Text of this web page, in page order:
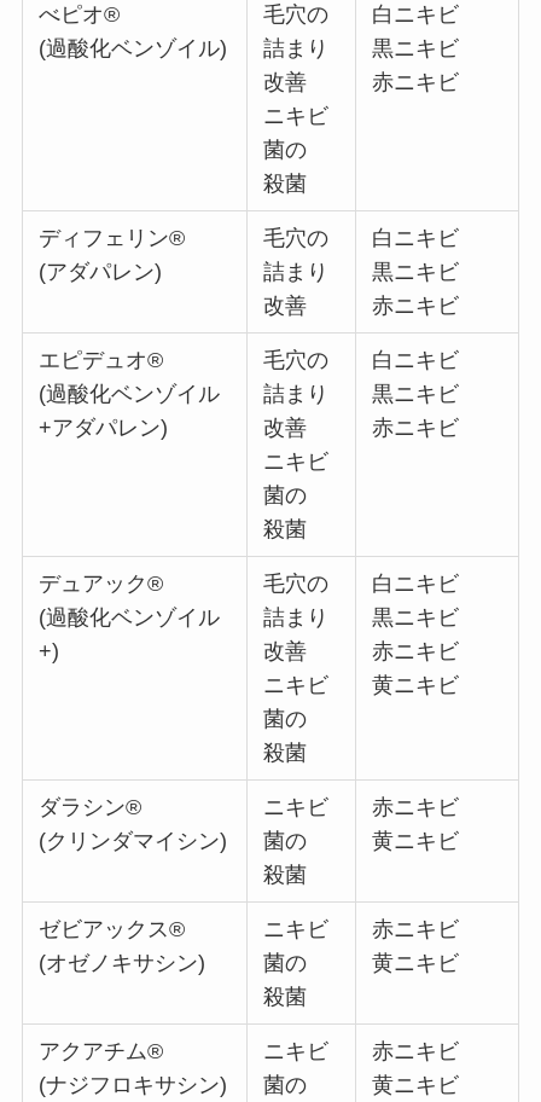
べピオ®
(過酸化ベンゾイル)
毛穴の
詰まり
改善
ニキビ
菌の
殺菌
白ニキビ
黒ニキビ
赤ニキビ
ディフェリン®
(アダパレン)
毛穴の
詰まり
改善
白ニキビ
黒ニキビ
赤ニキビ
エピデュオ®
(過酸化ベンゾイル
+アダパレン)
毛穴の
詰まり
改善
ニキビ
菌の
殺菌
白ニキビ
黒ニキビ
赤ニキビ
デュアック®
(過酸化ベンゾイル
+)
毛穴の
詰まり
改善
ニキビ
菌の
殺菌
白ニキビ
黒ニキビ
赤ニキビ
黄ニキビ
ダラシン®
(クリンダマイシン)
ニキビ
菌の
殺菌
赤ニキビ
黄ニキビ
ゼビアックス®
(オゼノキサシン)
ニキビ
菌の
殺菌
赤ニキビ
黄ニキビ
アクアチム®
(ナジフロキサシン)
ニキビ
菌の
赤ニキビ
黄ニキビ